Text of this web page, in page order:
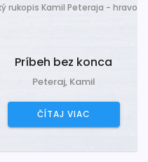
- hravosť...
konca